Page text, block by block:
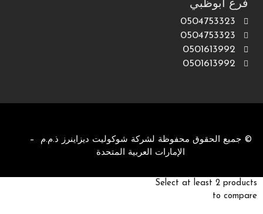
فرع أبوظبي
0504753323
0504753323
0501613992
0501613992
© جميع الحقوق محفوظة لشركة شوكوليت ديزاينرز ذ.م.م –
الإمارات العربية المتحدة
Select at least 2 products
to compare